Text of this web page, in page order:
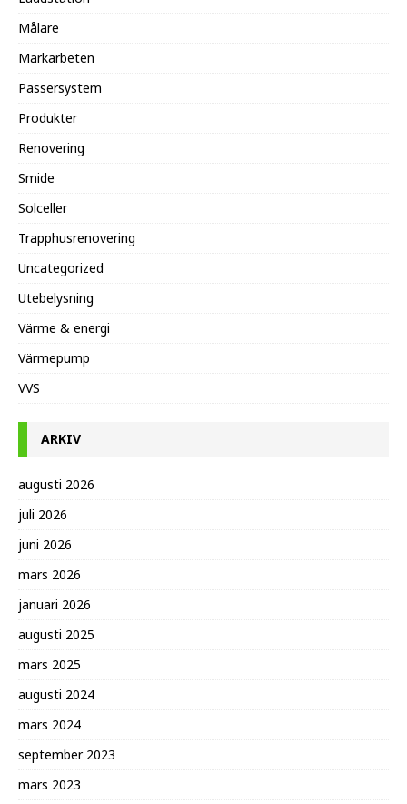
Målare
Markarbeten
Passersystem
Produkter
Renovering
Smide
Solceller
Trapphusrenovering
Uncategorized
Utebelysning
Värme & energi
Värmepump
VVS
ARKIV
augusti 2026
juli 2026
juni 2026
mars 2026
januari 2026
augusti 2025
mars 2025
augusti 2024
mars 2024
september 2023
mars 2023